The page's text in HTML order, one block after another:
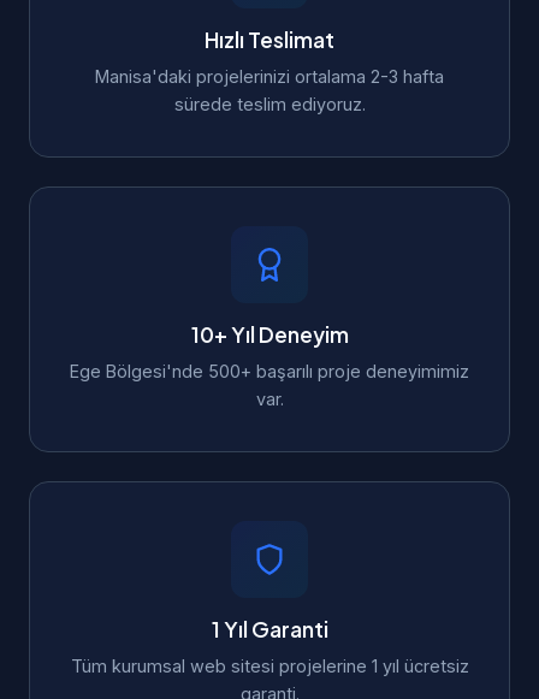
Hızlı Teslimat
Manisa'daki projelerinizi ortalama 2-3 hafta
sürede teslim ediyoruz.
10+ Yıl Deneyim
Ege Bölgesi'nde 500+ başarılı proje deneyimimiz
var.
1 Yıl Garanti
Tüm kurumsal web sitesi projelerine 1 yıl ücretsiz
garanti.